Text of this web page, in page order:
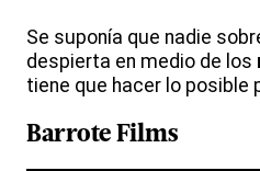
Se suponía que nadie
despierta en medio de los
tiene que hacer lo posible
Barrote Films